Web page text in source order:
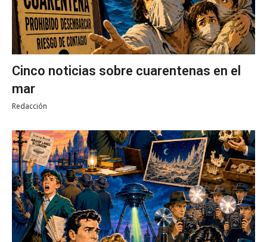
Cinco noticias sobre cuarentenas en el
mar
Redacción